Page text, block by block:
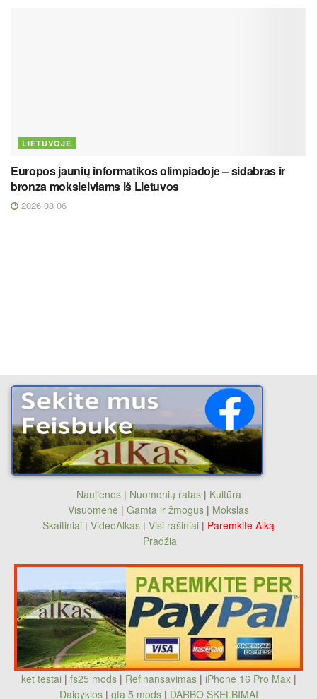
LIETUVOJE
Europos jaunių informatikos olimpiadoje – sidabras ir
bronza moksleiviams iš Lietuvos
2026 08 06
Naujienos| Nuomonių ratas| Kultūra
Visuomenė | Gamta ir žmogus | Mokslas
Skaitiniai | VideoAlkas | Visi rašiniai | Paremkite Alką
Pradžia
ket testai | fs25 mods| Refinansavimas| iPhone 16 Pro Max|
Daigyklos| gta 5 mods | DARBO SKELBIMAI